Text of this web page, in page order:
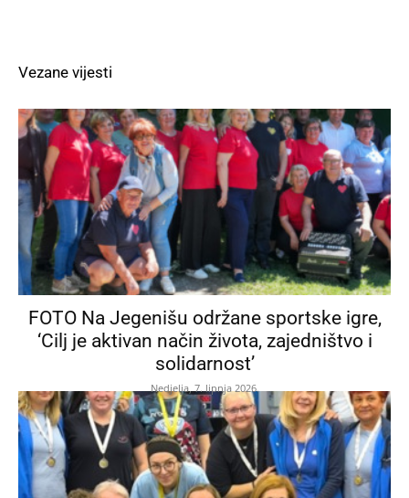
Vezane vijesti
FOTO Na Jegenišu održane sportske igre,
‘Cilj je aktivan način života, zajedništvo i
solidarnost’
Nedjelja, 7. lipnja 2026.